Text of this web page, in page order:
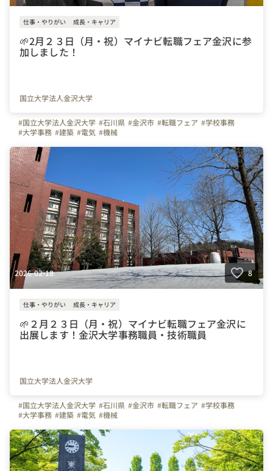
仕事・やりがい 成長・キャリア
🌱2月２３日（月・祝）マイナビ転職フェア金沢に参
加しました！
国立大学法人金沢大学
#国立大学法人金沢大学 #石川県 #金沢市 #転職フェア #学校事務
#大学事務 #建築 #電気 #機械
2026-02-18 8
仕事・やりがい 成長・キャリア
🌱２月２３日（月・祝）マイナビ転職フェア金沢に
出展します！金沢大学事務職員・技術職員
国立大学法人金沢大学
#国立大学法人金沢大学 #石川県 #金沢市 #転職フェア #学校事務
#大学事務 #建築 #電気 #機械